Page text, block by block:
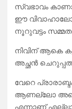
സ്വഭാവം
ഈ
നൂറുവട്ടം
നിവിന് ആകെ
അച്ഛൻ
വേറെ
ആണല്ലോ